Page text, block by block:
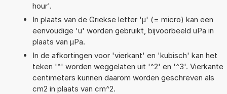
hour'.
In plaats van de Griekse letter 'µ' (= micro) kan een
eenvoudige 'u' worden gebruikt, bijvoorbeeld uPa in
plaats van µPa.
In de afkortingen voor 'vierkant' en 'kubisch' kan het
teken '^' worden weggelaten uit '^2' en '^3'. Vierkante
centimeters kunnen daarom worden geschreven als
cm2 in plaats van cm^2.